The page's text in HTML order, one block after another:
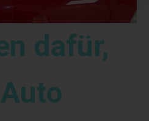
dafür,